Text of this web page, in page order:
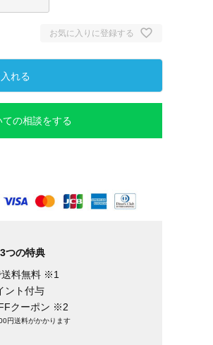
お気に入りに登録する
れる
の相談をする
つの特典
送料無料 ※1
ント付与
クーポン ※2
円送料がかかります